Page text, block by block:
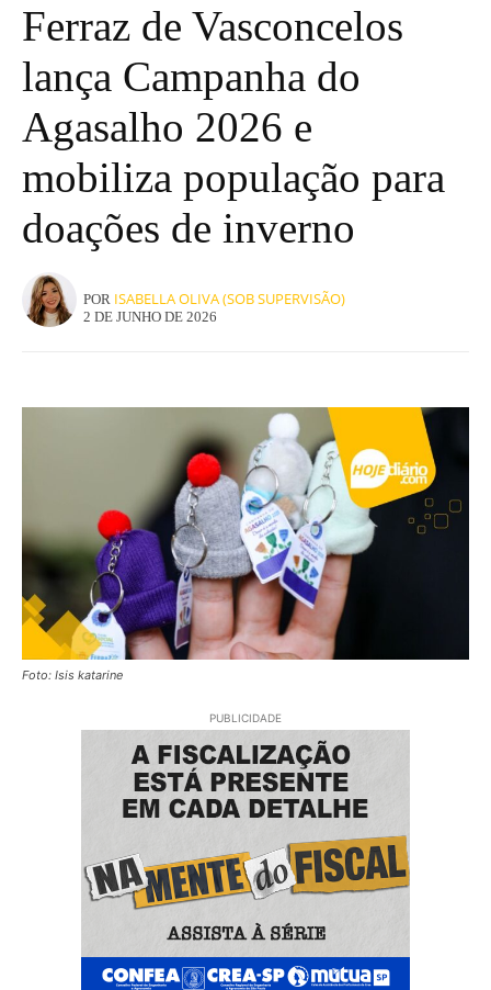
Ferraz de Vasconcelos
lança Campanha do
Agasalho 2026 e
mobiliza população para
doações de inverno
POR ISABELLA OLIVA (SOB SUPERVISÃO)
2 DE JUNHO DE 2026
Foto: Isis katarine
PUBLICIDADE